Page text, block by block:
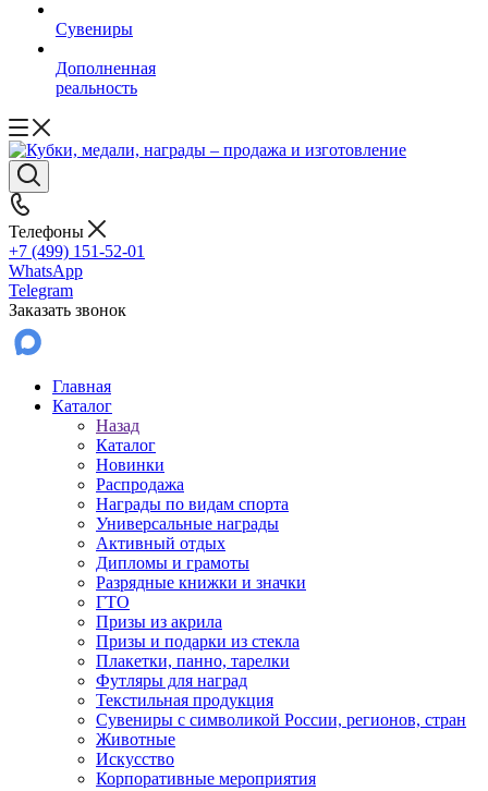
Сувениры
Дополненная
реальность
Телефоны
+7 (499) 151-52-01
WhatsApp
Telegram
Заказать звонок
Главная
Каталог
Назад
Каталог
Новинки
Распродажа
Награды по видам спорта
Универсальные награды
Активный отдых
Дипломы и грамоты
Разрядные книжки и значки
ГТО
Призы из акрила
Призы и подарки из стекла
Плакетки, панно, тарелки
Футляры для наград
Текстильная продукция
Сувениры с символикой России, регионов, стран
Животные
Искусство
Корпоративные мероприятия